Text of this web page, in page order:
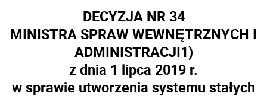
DECYZJA NR 34
MINISTRA SPRAW WEWNĘTRZNYCH I
ADMINISTRACJI1)
z dnia 1 lipca 2019 r.
w sprawie utworzenia systemu stałych